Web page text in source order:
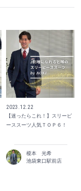
2023.12.22
【迷ったらこれ！】スリーピ
ーススーツ人気ＴＯＰ６！
榎本 光希
池袋東口駅前店